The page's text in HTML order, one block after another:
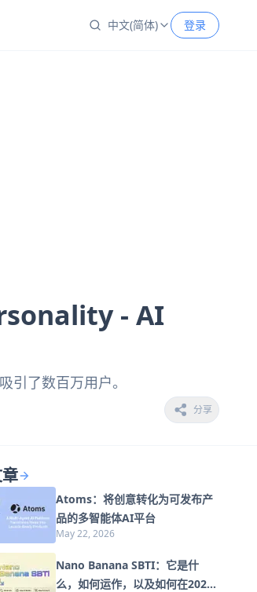
中文(简体) 登录
- AI
了数百万用户。
分享
Atoms：将创意转化为可发布产
品的多智能体AI平台
May 22, 2026
Nano Banana SBTI：它是什
么，如何运作，以及如何在2026